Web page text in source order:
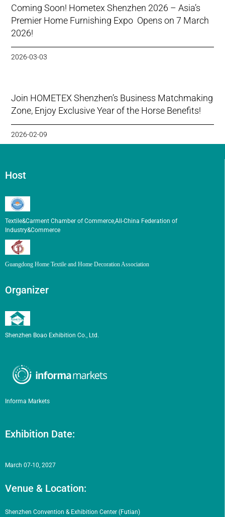
Coming Soon! Hometex Shenzhen 2026 – Asia’s
Premier Home Furnishing Expo Opens on 7 March
2026!
2026-03-03
Join HOMETEX Shenzhen’s Business Matchmaking
Zone, Enjoy Exclusive Year of the Horse Benefits!
2026-02-09
Host
Textile&Carment Chamber of Commerce,All-China Federation of
Industry&Commerce
Guangdong Home Textile and Home Decoration Association
Organizer
Shenzhen Boao Exhibition Co., Ltd.
Informa Markets
Exhibition Date:
March 07-10, 2027
Venue & Location:
Shenzhen Convention & Exhibition Center (Futian)